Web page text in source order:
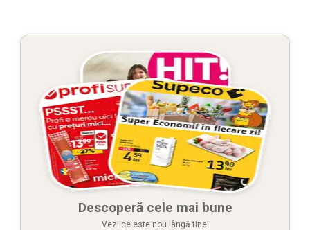
Descoperă cele mai bune
Vezi ce este nou lângă tine!